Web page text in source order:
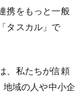
携をもっと一般
タスカル」で
、私たちが信頼
域の人や中小企